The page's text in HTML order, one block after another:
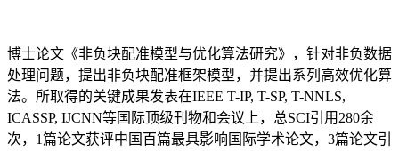
博士论文《非负块配准模型与优化算法研究》，针对非负数据
处理问题，提出非负块配准框架模型，并提出系列高效优化算
法。所取得的关键成果发表在IEEE T-IP, T-SP, T-NNLS,
ICASSP, IJCNN等国际顶级刊物和会议上，总SCI引用280余
次，1篇论文获评中国百篇最具影响国际学术论文，3篇论文引